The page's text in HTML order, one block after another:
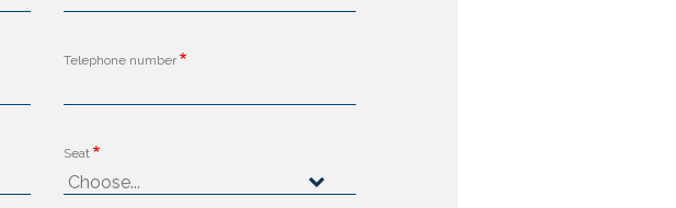
Telephone number
Seat